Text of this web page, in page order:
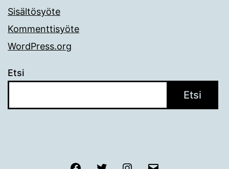
Sisältösyöte
Kommenttisyöte
WordPress.org
Etsi
Etsi
FacebookTwitter Instagram